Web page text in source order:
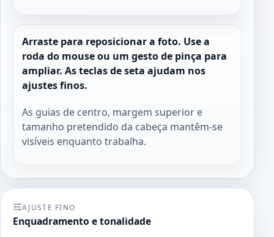
Arraste para reposicionar a foto. Use a
roda do mouse ou um gesto de pinça para
ampliar. As teclas de seta ajudam nos
ajustes finos.
As guias de centro, margem superior e
tamanho pretendido da cabeça mantêm-se
visíveis enquanto trabalha.
AJUSTE FINO
Enquadramento e tonalidade